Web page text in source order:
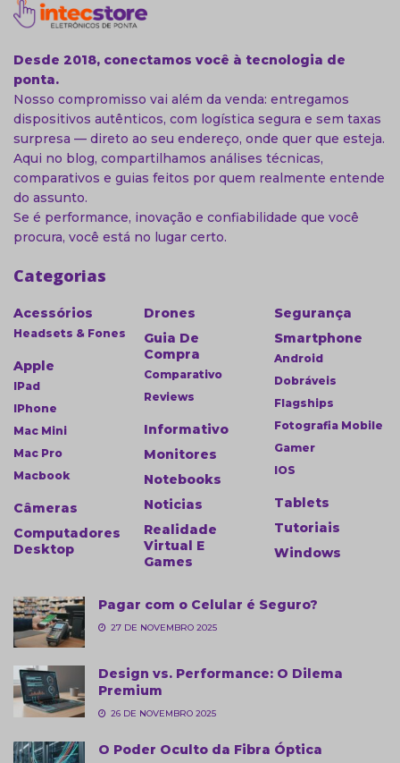
Desde 2018, conectamos você à tecnologia de
ponta.
Nosso compromisso vai além da venda: entregamos
dispositivos autênticos, com logística segura e sem taxas
surpresa — direto ao seu endereço, onde quer que esteja.
Aqui no blog, compartilhamos análises técnicas,
comparativos e guias feitos por quem realmente entende
do assunto.
Se é performance, inovação e confiabilidade que você
procura, você está no lugar certo.
Categorias
Acessórios
Headsets & Fones
Apple
IPad
IPhone
Mac Mini
Mac Pro
Macbook
Câmeras
Computadores
Desktop
Drones
Guia De
Compra
Comparativo
Reviews
Informativo
Monitores
Notebooks
Noticias
Realidade
Virtual E
Games
Segurança
Smartphone
Android
Dobráveis
Flagships
Fotografia Mobile
Gamer
IOS
Tablets
Tutoriais
Windows
Pagar com o Celular é Seguro?
27 DE NOVEMBRO 2025
Design vs. Performance: O Dilema
Premium
26 DE NOVEMBRO 2025
O Poder Oculto da Fibra Óptica